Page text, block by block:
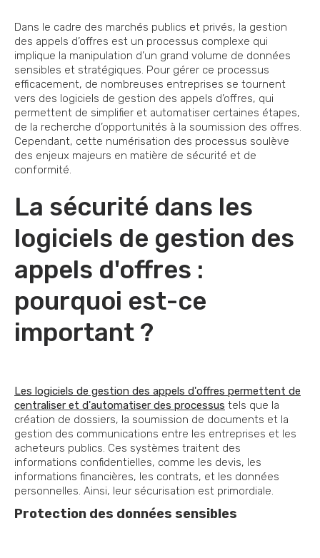
Dans le cadre des marchés publics et privés, la gestion
des appels d’offres est un processus complexe qui
implique la manipulation d’un grand volume de données
sensibles et stratégiques. Pour gérer ce processus
efficacement, de nombreuses entreprises se tournent
vers des logiciels de gestion des appels d’offres, qui
permettent de simplifier et automatiser certaines étapes,
de la recherche d’opportunités à la soumission des offres.
Cependant, cette numérisation des processus soulève
des enjeux majeurs en matière de sécurité et de
conformité.
La sécurité dans les
logiciels de gestion des
appels d'offres :
pourquoi est-ce
important ?
Les logiciels de gestion des appels d'offres permettent de
centraliser et d'automatiser des processus tels que la
création de dossiers, la soumission de documents et la
gestion des communications entre les entreprises et les
acheteurs publics. Ces systèmes traitent des
informations confidentielles, comme les devis, les
informations financières, les contrats, et les données
personnelles. Ainsi, leur sécurisation est primordiale.
Protection des données sensibles